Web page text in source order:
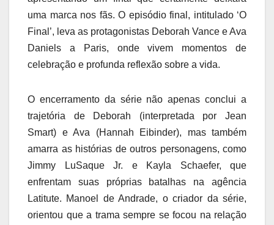
uma marca nos fãs. O episódio final, intitulado ‘O
Final’, leva as protagonistas Deborah Vance e Ava
Daniels a Paris, onde vivem momentos de
celebração e profunda reflexão sobre a vida.
O encerramento da série não apenas conclui a
trajetória de Deborah (interpretada por Jean
Smart) e Ava (Hannah Eibinder), mas também
amarra as histórias de outros personagens, como
Jimmy LuSaque Jr. e Kayla Schaefer, que
enfrentam suas próprias batalhas na agência
Latitute. Manoel de Andrade, o criador da série,
orientou que a trama sempre se focou na relação